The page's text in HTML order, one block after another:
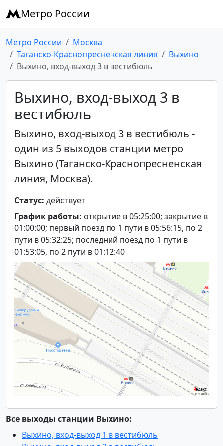
Метро России
Метро России
Москва
Таганско-Краснопресненская линия
Выхино
Выхино, вход-выход 3 в вестибюль
Выхино, вход-выход 3 в
вестибюль
Выхино, вход-выход 3 в вестибюль -
один из 5 выходов станции метро
Выхино (Таганско-Краснопресненская
линия, Москва).
Статус: действует
График работы: открытие в 05:25:00; закрытие в
01:00:00; первый поезд по 1 пути в 05:56:15, по 2
пути в 05:32:25; последний поезд по 1 пути в
01:53:05, по 2 пути в 01:12:40
Все выходы станции Выхино:
Выхино, вход-выход 1 в вестибюль